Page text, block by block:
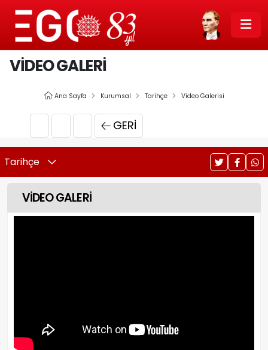
VİDEO GALERİ
Ana Sayfa Kurumsal Tarihçe Video Galerisi
GERI
Tarihçe
VİDEO GALERİ